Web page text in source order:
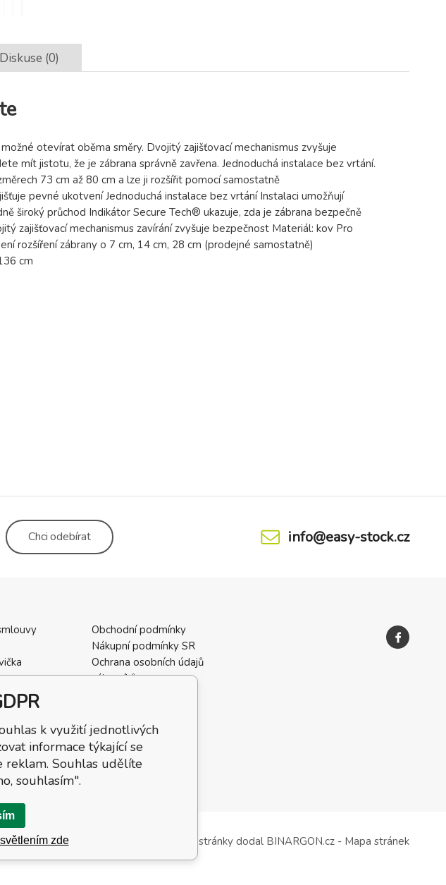
Diskuse (0)
otevírat oběma směry. Dvojitý zajišťovací mechanismus zvyšuje
mít jistotu, že je zábrana správně zavřena. Jednoduchá instalace bez vrtání.
73 cm až 80 cm a lze ji rozšířit pomocí samostatně
pevné ukotvení Jednoduchá instalace bez vrtání Instalaci umožňují
široký průchod Indikátor Secure Tech® ukazuje, zda je zábrana bezpečně
zajišťovací mechanismus zavírání zvyšuje bezpečnost Materiál: kov Pro
rozšíření zábrany o 7 cm, 14 cm, 28 cm (prodejné samostatně)
cm
Chciodebírat info@easy-stock.cz
Obchodní podmínky
Nákupní podmínky SR
Ochrana osobních údajů
zákazníků
WWW stránky dodal BINARGON.cz - Mapa stránek
k využití jednotlivých
informace týkající se
reklam. Souhlas udělíte
souhlasím".
zde